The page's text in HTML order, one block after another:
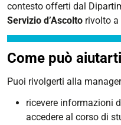
contesto offerti dal
Servizio d’Ascolto rivolto a
Come può
Puoi rivolgerti alla
ricevere informazioni
accedere al corso di